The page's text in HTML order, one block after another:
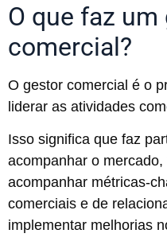
O que faz
comercial?
O gestor comercial é o
liderar as atividades
Isso significa que faz
acompanhar o
acompanhar métricas-
comerciais e de
implementar melhorias